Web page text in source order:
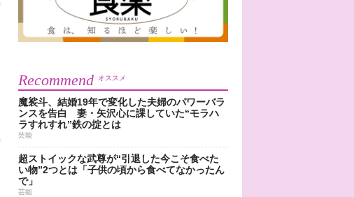
Recommend オススメ
魔裟斗、結婚19年で変化した夫婦のパワーバラ
ンスを告白 妻・矢沢心に課していた“モラハ
ラすれすれ”鉄の掟とは
芸能
超ストイックな武尊が“引退した今こそ食べた
い物”2つとは「子供の頃から食べてなかったん
で」
芸能